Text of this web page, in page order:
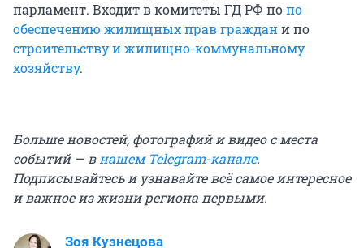
парламент. Входит в комитеты ГД РФ попо
обеспечению жилищных прав граждани по
строительству и жилищно-коммунальному
хозяйству.
Больше новостей, фотографий и видео с места
событий — в нашем Telegram-канале.
Подписывайтесь и узнавайте всё самое интересное
и важное из жизни региона первыми.
Зоя Кузнецова